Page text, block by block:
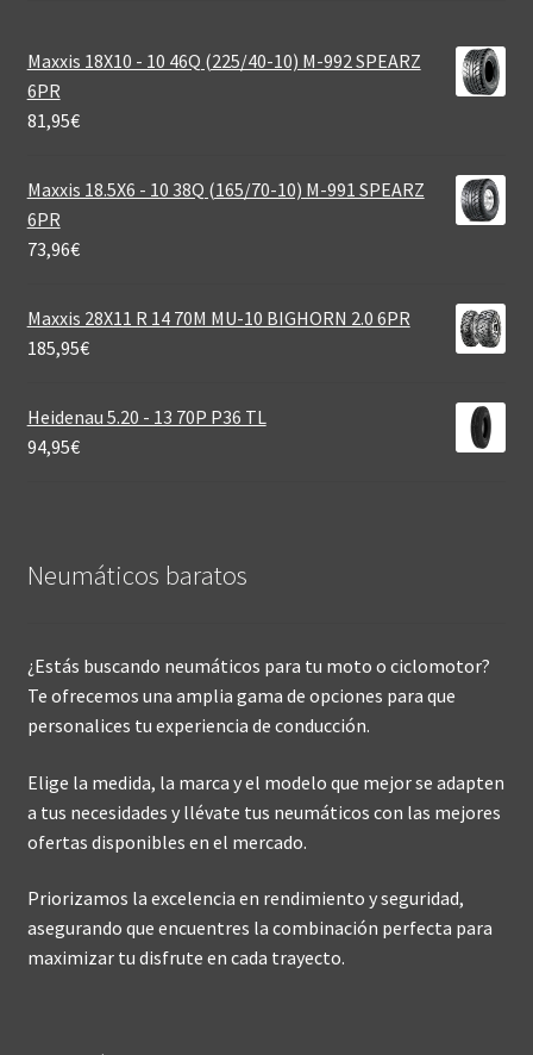
Maxxis 18X10 - 10 46Q (225/40-10) M-992 SPEARZ
6PR
81,95€
Maxxis 18.5X6 - 10 38Q (165/70-10) M-991 SPEARZ
6PR
73,96€
Maxxis 28X11 R 14 70M MU-10 BIGHORN 2.0 6PR
185,95€
Heidenau 5.20 - 13 70P P36 TL
94,95€
Neumáticos baratos
¿Estás buscando neumáticos para tu moto o ciclomotor?
Te ofrecemos una amplia gama de opciones para que
personalices tu experiencia de conducción.
Elige la medida, la marca y el modelo que mejor se adapten
a tus necesidades y llévate tus neumáticos con las mejores
ofertas disponibles en el mercado.
Priorizamos la excelencia en rendimiento y seguridad,
asegurando que encuentres la combinación perfecta para
maximizar tu disfrute en cada trayecto.